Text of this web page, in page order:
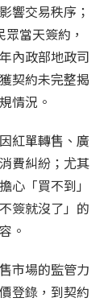
響交易秩序；
當天簽約，
內政部地政司
契約未完整揭
情況。
紅單轉售、廣
費糾紛；尤其
心「買不到」
簽就沒了」的
。
市場的監管力
登錄，到契約